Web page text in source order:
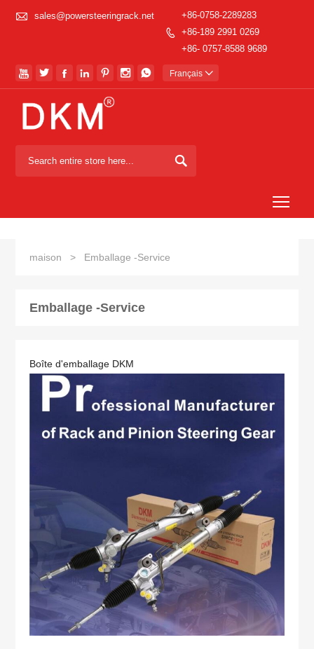
 sales@powersteeringrack.net

+86-0758-2289283
+86-189 2991 0269
+86- 0757-8588 9689
       Français 

maison > Emballage -Service
Emballage -Service
Boîte d'emballage DKM